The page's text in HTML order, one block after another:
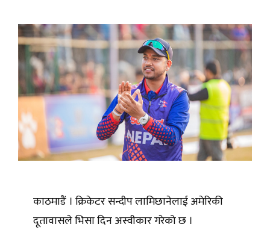
काठमाडैं । क्रिकेटर सन्दीप लामिछानेलाई अमेरिकी
दूतावासले भिसा दिन अस्वीकार गरेको छ ।